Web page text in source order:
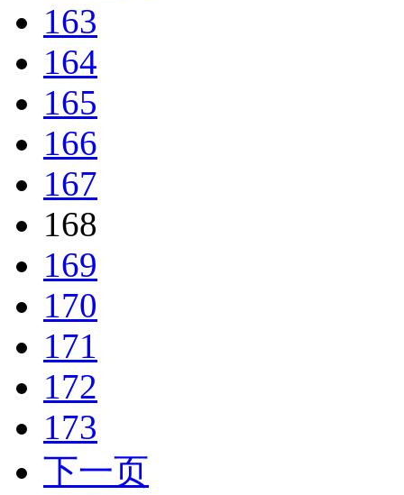
163
164
165
166
167
168
169
170
171
172
173
下一页